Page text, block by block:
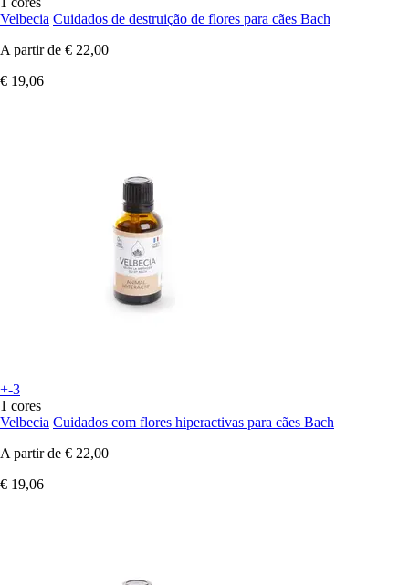
Velbecia Cuidados de destruição de flores para cães Bach
A partir de € 22,00
€ 19,06
+-3
1 cores
Velbecia Cuidados com flores hiperactivas para cães Bach
A partir de € 22,00
€ 19,06